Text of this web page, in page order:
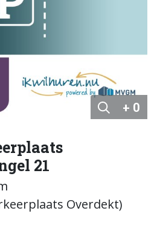
+ 0
21
Overdekt)